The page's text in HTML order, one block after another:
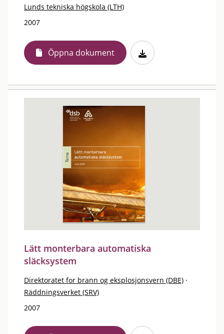
Lunds tekniska högskola (LTH)
2007
Öppna dokument
Lätt monterbara automatiska
släcksystem
Direktoratet for brann og eksplosjonsvern (DBE) ·
Räddningsverket (SRV)
2007